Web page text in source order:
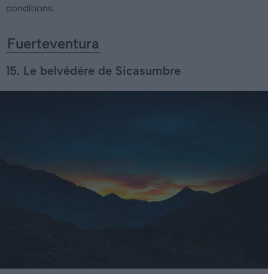
conditions.
Fuerteventura
15. Le belvédère de Sicasumbre